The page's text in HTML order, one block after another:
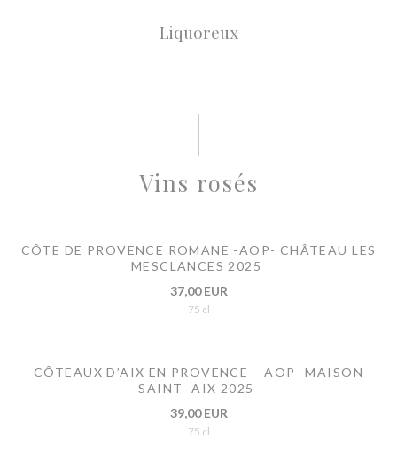
Liquoreux
Vins rosés
CÔTE DE PROVENCE ROMANE -AOP- CHÂTEAU LES
MESCLANCES 2025
37,00 EUR
75 cl
CÔTEAUX D’AIX EN PROVENCE – AOP- MAISON
SAINT- AIX 2025
39,00 EUR
75 cl